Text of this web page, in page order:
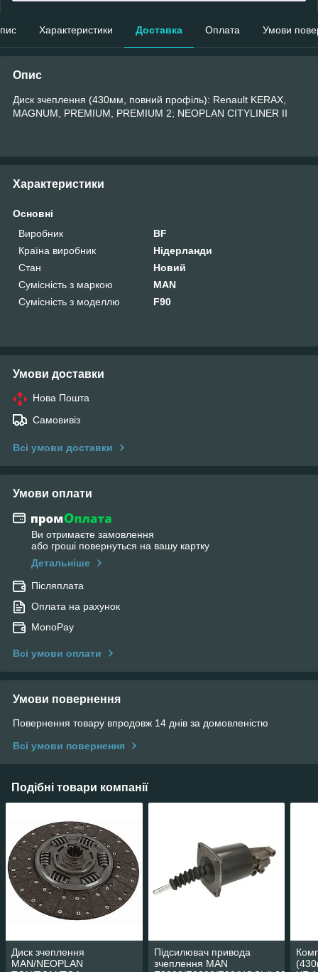
Характеристики Доставка Оплата Умови
Опис
Диск зчеплення (430мм, повний профіль): Renault KERAX,
MAGNUM, PREMIUM, PREMIUM 2; NEOPLAN CITYLINER II
Характеристики
Основні
Виробник
BF
Країна виробник
Нідерланди
Стан
Новий
Сумісність з маркою
MAN
Сумісність з моделлю
F90
Умови доставки
Нова Пошта
Самовивіз
Всі умови доставки
Умови оплати
Ви отримаєте замовлення
або гроші повернуться на вашу картку
Детальніше
Післяплата
Оплата на рахунок
MonoPay
Всі умови оплати
Умови повернення
Повернення товару впродовж 14 днів за домовленістю
Всі умови повернення
Подібні товари компанії
Диск зчеплення
MAN/NEOPLAN
Підсилювач привода
зчеплення MAN